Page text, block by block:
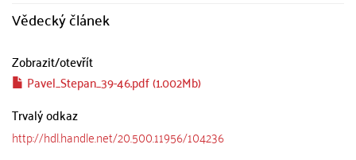
Vědecký článek
Zobrazit/otevřít
Pavel_Stepan_39-46.pdf (1.002Mb)
Trvalý odkaz
http://hdl.handle.net/20.500.11956/104236